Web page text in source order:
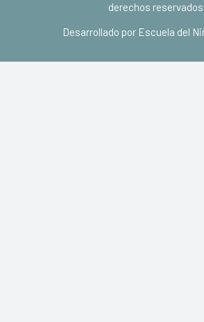
derechos reservados
Desarrollado por Escuela del